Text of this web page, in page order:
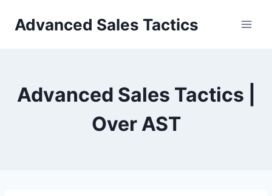
Advanced Sales Tactics
Advanced Sales Tactics |
Over AST